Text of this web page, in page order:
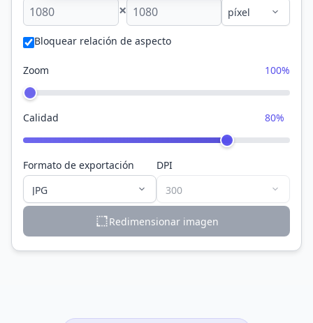
×
Bloquear relación de aspecto
Zoom 100%
Calidad 80%
Formato de exportación DPI
Redimensionar imagen